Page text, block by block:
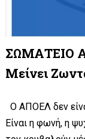
ΣΩΜΑΤΕΙΟ
Μείνει
Ο ΑΠΟΕΛ δεν
Είναι η φωνή, η